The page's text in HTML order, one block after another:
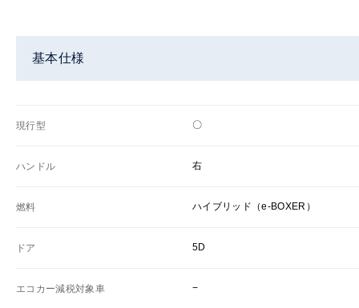
基本仕様
現行型 〇
ハンドル 右
燃料 ハイブリッド（e-BOXER）
ドア 5D
エコカー減税対象車 −